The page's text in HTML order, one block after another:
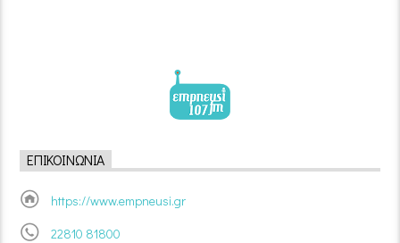
ΕΠΙΚΟΙΝΩΝΊΑ
https://www.empneusi.gr
22810 81800